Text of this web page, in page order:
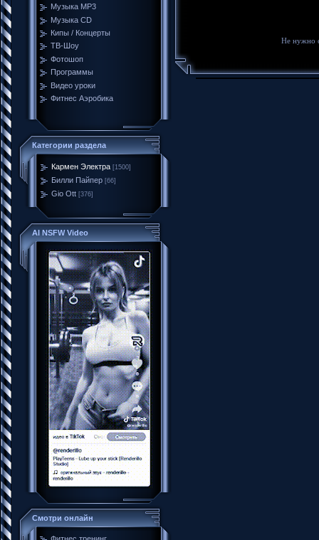
Музыка MP3
Музыка CD
Кипы / Концерты
ТВ-Шоу
Фотошоп
Программы
Видео уроки
Фитнес Аэробика
Категории раздела
Кармен Электра [1500]
Билли Пайпер [66]
Gio Ott [376]
AI NSFW Video
Смотри онлайн
Не нужно